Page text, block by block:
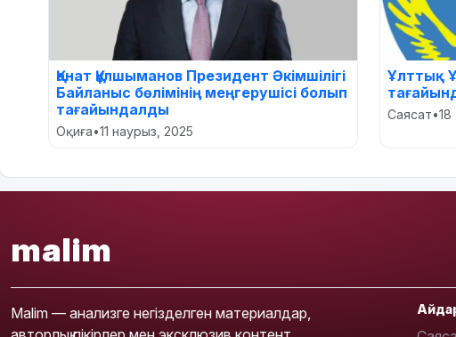
Қанат Құлшыманов Президент Әкімшілігі
Байланыс бөлімінің меңгерушісі болып
тағайындалды
Оқиға•11 наурыз, 2025
Ұлттық
Саясат•
malim
Malim — анализге негізделген материалдар,